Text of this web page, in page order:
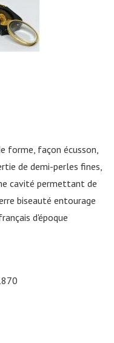
forme, façon écusson,
de demi-perles fines,
cavité permettant de
biseauté entourage
d'époque